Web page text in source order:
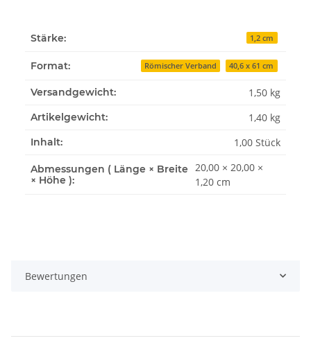
Stärke: 1,2 cm
Format: Römischer Verband 40,6 x 61 cm
Versandgewicht: 1,50 kg
Artikelgewicht: 1,40 kg
Inhalt: 1,00 Stück
Abmessungen ( Länge × Breite
× Höhe ):
20,00 × 20,00 ×
1,20 cm
Bewertungen